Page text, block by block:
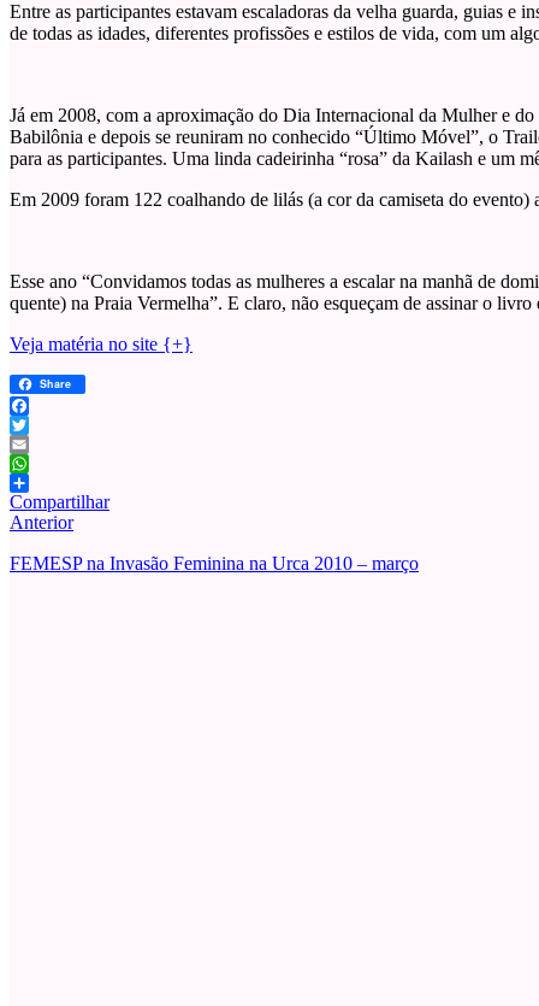
Entre as participantes estavam escaladoras da velha guarda, guias e
de todas as idades, diferentes profissões e estilos de vida, com um
Já em 2008, com a aproximação do Dia Internacional da Mulher e
Babilônia e depois se reuniram no conhecido “Último Móvel”, o
para as participantes. Uma linda cadeirinha “rosa” da Kailash e um
Em 2009 foram 122 coalhando de lilás (a cor da camiseta do
Esse ano “Convidamos todas as mulheres a escalar na manhã de
quente) na Praia Vermelha”. E claro, não esqueçam de assinar o
Veja matéria no site {+}
Share
Facebook
Twitter
Email
WhatsApp
Compartilhar
Anterior
FEMESP na Invasão Feminina na Urca 2010 – março